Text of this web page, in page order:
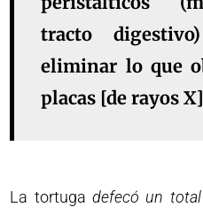
tracto
eliminar lo que
placas [de rayos
La tortugadefecó un